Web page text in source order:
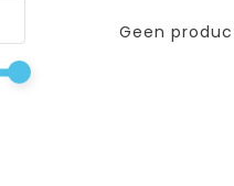
Geen